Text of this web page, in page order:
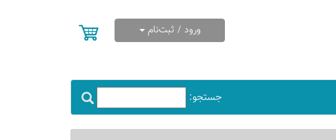
ورود / ثبت‌نام
جستجو: